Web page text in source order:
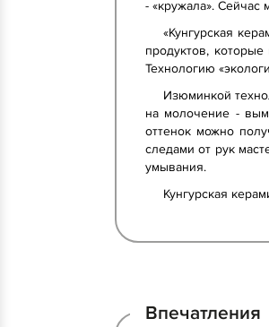
- «кружала». Сейчас
«Кунгурская
продуктов,
Технологию
Изюминкой
на молочение -
оттенок можно
следами от рук
умывания.
Кунгурская
Впечатления